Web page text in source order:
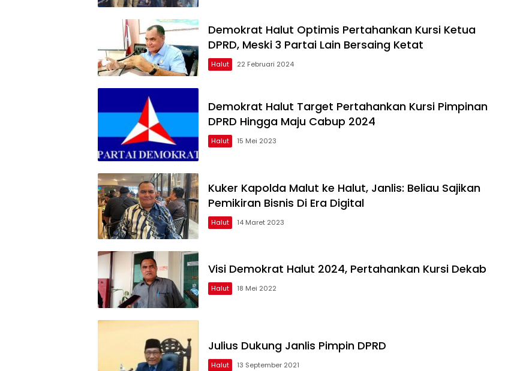
Demokrat Halut Optimis Pertahankan Kursi Ketua
DPRD, Meski 3 Partai Lain Bersaing Ketat
Halut 22 Februari 2024
Demokrat Halut Target Pertahankan Kursi Pimpinan
DPRD Hingga Maju Cabup 2024
Halut 15 Mei 2023
Kuker Kapolda Malut ke Halut, Janlis: Beliau Sajikan
Pemikiran Bisnis Di Era Digital
Halut 14 Maret 2023
Visi Demokrat Halut 2024, Pertahankan Kursi Dekab
Halut 18 Mei 2022
Julius Dukung Janlis Pimpin DPRD
Halut 13 September 2021